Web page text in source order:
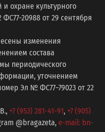
охране культурного
20988 от 29 сентября
изменения
состава
периодического
уточнением
Эл № ФС77−79023 от 22
+7 (953) 281-41-91, +7 (905)
@bragazeta, e-mail: bn-